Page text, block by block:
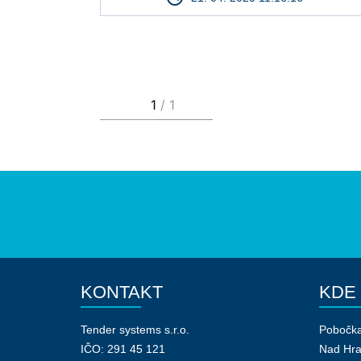
KONTAKT
Tender systems s.r.o.
IČO: 291 45 121
KDE
Nad